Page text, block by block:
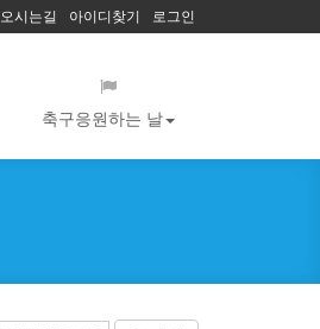
오시는길 아이디찾기 로그인
축구응원하는 날